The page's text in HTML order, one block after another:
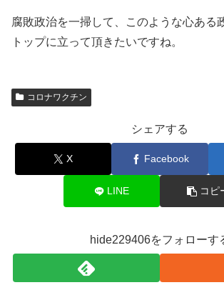
腐敗政治を一掃して、このような心ある
トップに立って頂きたいですね。
コロナワクチン
シェアする
X Facebook
LINE コピ
hide229406をフォローす